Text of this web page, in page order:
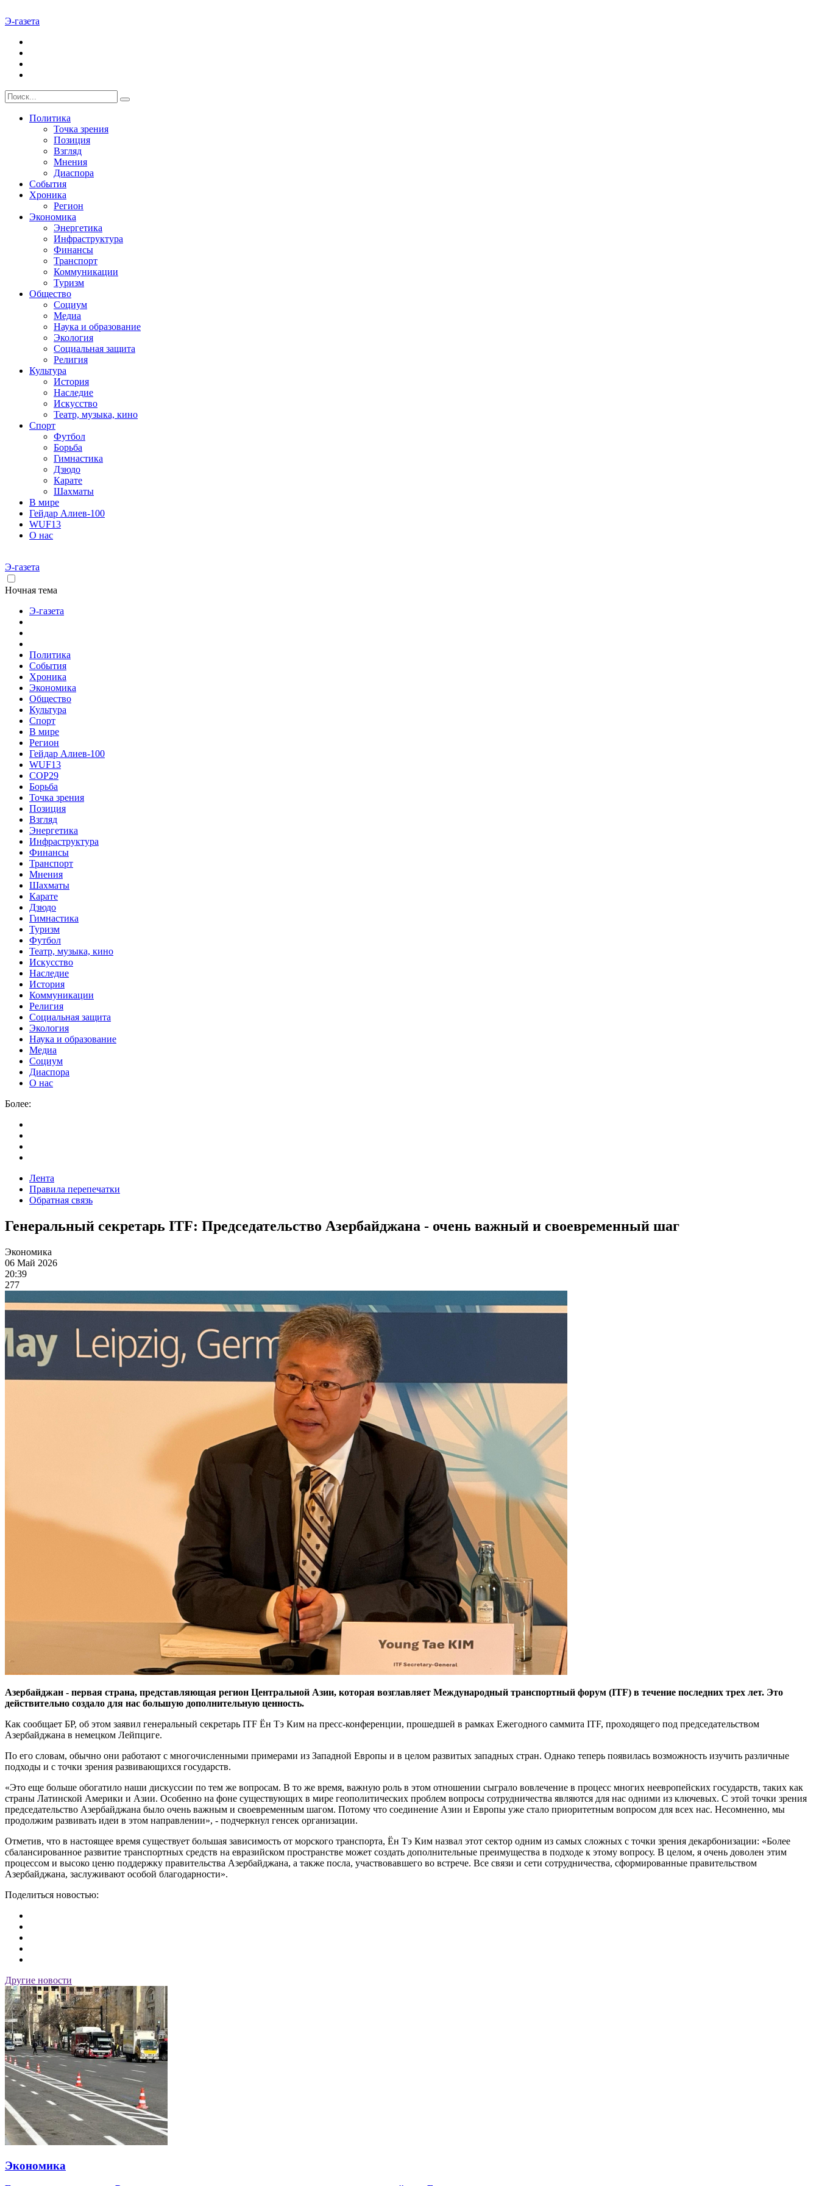
Э-газета
Политика
Точка зрения
Позиция
Взгляд
Мнения
Диаспора
События
Хроника
Регион
Экономика
Энергетика
Инфраструктура
Финансы
Транспорт
Коммуникации
Туризм
Общество
Социум
Медиа
Наука и образование
Экология
Социальная защита
Религия
Культура
История
Наследие
Искусство
Театр, музыка, кино
Спорт
Футбол
Борьба
Гимнастика
Дзюдо
Карате
Шахматы
В мире
Гейдар Алиев-100
WUF13
О нас
Э-газета
Ночная тема
Э-газета
Политика
События
Хроника
Экономика
Общество
Культура
Спорт
В мире
Регион
Гейдар Алиев-100
WUF13
COP29
Борьба
Точка зрения
Позиция
Взгляд
Энергетика
Инфраструктура
Финансы
Транспорт
Мнения
Шахматы
Карате
Дзюдо
Гимнастика
Туризм
Футбол
Театр, музыка, кино
Искусство
Наследие
История
Коммуникации
Религия
Социальная защита
Экология
Наука и образование
Медиа
Социум
Диаспора
О нас
Более:
Лента
Правила перепечатки
Обратная связь
Генеральный секретарь ITF: Председательство Азербайджана - очень важный и своевременный шаг
Экономика
06 Май 2026
20:39
277
Азербайджан - первая страна, представляющая регион Центральной Азии, которая возглавляет Международный транспортный форум (ITF) в течение последних трех лет. Это
действительно создало для нас большую дополнительную ценность.
Как сообщает БР, об этом заявил генеральный секретарь ITF Ён Тэ Ким на пресс-конференции, прошедшей в рамках Ежегодного саммита ITF, проходящего под председательством
Азербайджана в немецком Лейпциге.
По его словам, обычно они работают с многочисленными примерами из Западной Европы и в целом развитых западных стран. Однако теперь появилась возможность изучить различные
подходы и с точки зрения развивающихся государств.
«Это еще больше обогатило наши дискуссии по тем же вопросам. В то же время, важную роль в этом отношении сыграло вовлечение в процесс многих неевропейских государств, таких как
страны Латинской Америки и Азии. Особенно на фоне существующих в мире геополитических проблем вопросы сотрудничества являются для нас одними из ключевых. С этой точки зрения
председательство Азербайджана было очень важным и своевременным шагом. Потому что соединение Азии и Европы уже стало приоритетным вопросом для всех нас. Несомненно, мы
продолжим развивать идеи в этом направлении», - подчеркнул генсек организации.
Отметив, что в настоящее время существует большая зависимость от морского транспорта, Ён Тэ Ким назвал этот сектор одним из самых сложных с точки зрения декарбонизации: «Более
сбалансированное развитие транспортных средств на евразийском пространстве может создать дополнительные преимущества в подходе к этому вопросу. В целом, я очень доволен этим
процессом и высоко ценю поддержку правительства Азербайджана, а также посла, участвовавшего во встрече. Все связи и сети сотрудничества, сформированные правительством
Азербайджана, заслуживают особой благодарности».
Поделиться новостью:
Другие новости
Экономика